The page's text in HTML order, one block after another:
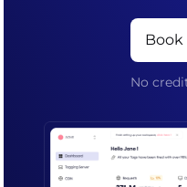
Book
No